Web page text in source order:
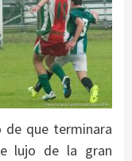
de que terminara
lujo de la gran